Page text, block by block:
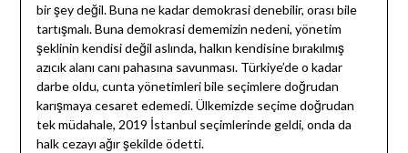
bir şey değil. Buna ne kadar demokrasi denebilir, orası bile
tartışmalı. Buna demokrasi dememizin nedeni, yönetim
şeklinin kendisi değil aslında, halkın kendisine bırakılmış
azıcık alanı canı pahasına savunması. Türkiye’de o kadar
darbe oldu, cunta yönetimleri bile seçimlere doğrudan
karışmaya cesaret edemedi. Ülkemizde seçime doğrudan
tek müdahale, 2019 İstanbul seçimlerinde geldi, onda da
halk cezayı ağır şekilde ödetti.